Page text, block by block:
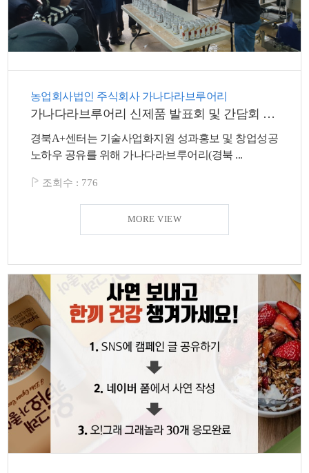
농업회사법인 주식회사 가나다라브루어리
가나다라브루어리 신제품 발표회 및 간담회 개최
경북A+센터는 기술사업화지원 성과홍보 및 창업성공
노하우 공유를 위해 가나다라브루어리(경북 ...
조회수 : 776
MORE VIEW